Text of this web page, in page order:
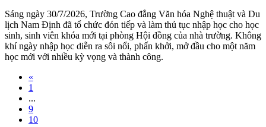
Sáng ngày 30/7/2026, Trường Cao đẳng Văn hóa Nghệ thuật và Du
lịch Nam Định đã tổ chức đón tiếp và làm thủ tục nhập học cho học
sinh, sinh viên khóa mới tại phòng Hội đồng của nhà trường. Không
khí ngày nhập học diễn ra sôi nổi, phấn khởi, mở đầu cho một năm
học mới với nhiều kỳ vọng và thành công.
«
1
...
9
10